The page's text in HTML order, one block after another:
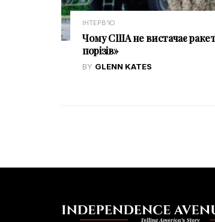
ІНТЕРВ'Ю
Чому США не вистачає
порізів»
BY GLENN KATES